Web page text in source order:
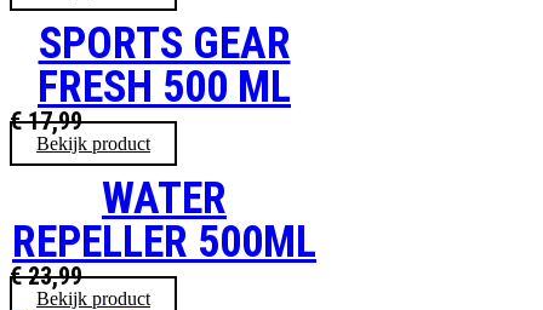
SPORTS GEAR
FRESH 500 ML
€17,99
Bekijk product
WATER
REPELLER 500ML
€23,99
Bekijk product